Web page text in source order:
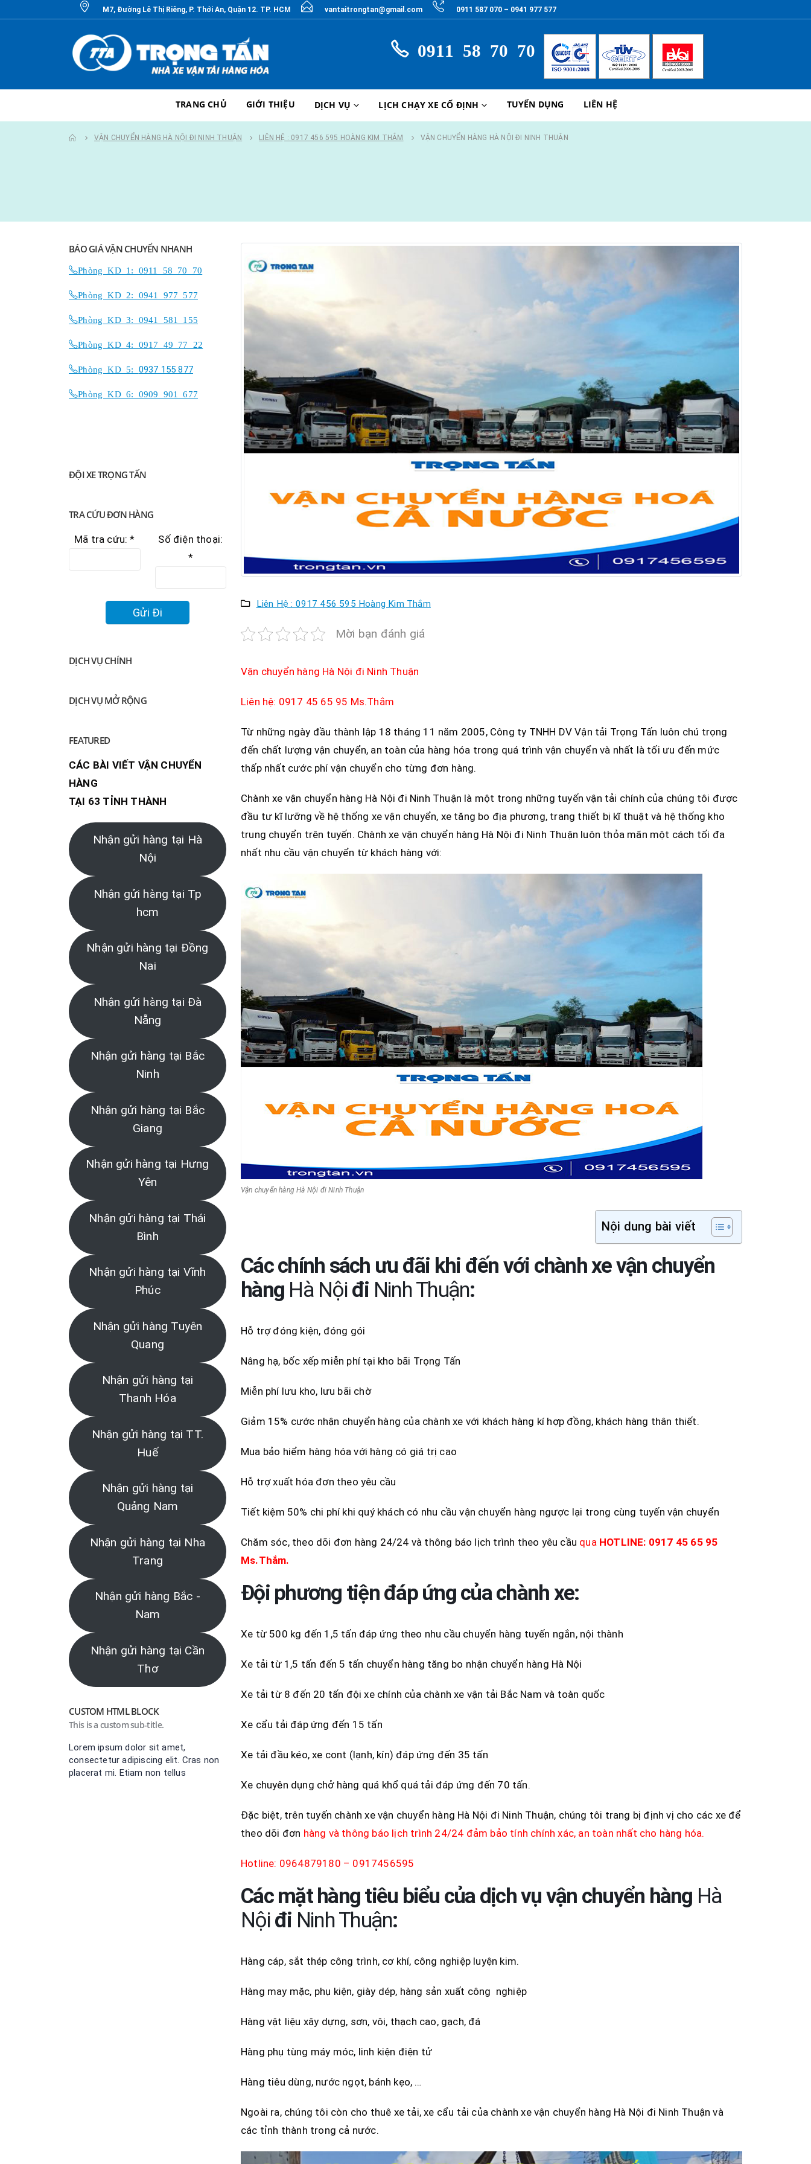
M7, Đường Lê Thị Riêng, P. Thới An, Quận 12. TP. HCM vantaitrongtan@gmail.com 0911 587 070 – 0941 977 577
0911 58 70 70
TRANG CHỦ GIỚI THIỆU DỊCH VỤ LỊCH CHẠY XE CỐ ĐỊNH TUYỂN DỤNG LIÊN HỆ
VẬN CHUYỂN HÀNG HÀ NỘI ĐI NINH THUẬN LIÊN HỆ : 0917 456 595 HOÀNG KIM THẮM VẬN CHUYỂN HÀNG HÀ NỘI ĐI NINH THUẬN
Liên Hệ : 0917 456 595 Hoàng Kim Thắm
Mời bạn đánh giá
Vận chuyển hàng Hà Nội đi Ninh Thuận
Liên hệ: 0917 45 65 95 Ms.Thắm
Từ những ngày đầu thành lập 18 tháng 11 năm 2005, Công ty TNHH DV Vận tải Trọng Tấn luôn chú trọng
đến chất lượng vận chuyển, an toàn của hàng hóa trong quá trình vận chuyển và nhất là tối ưu đến mức
thấp nhất cước phí vận chuyển cho từng đơn hàng.
Chành xe vận chuyển hàng Hà Nội đi Ninh Thuận là một trong những tuyến vận tải chính của chúng tôi được
đầu tư kĩ lưỡng về hệ thống xe vận chuyển, xe tăng bo địa phương, trang thiết bị kĩ thuật và hệ thống kho
trung chuyển trên tuyến. Chành xe vận chuyển hàng Hà Nội đi Ninh Thuận luôn thỏa mãn một cách tối đa
nhất nhu cầu vận chuyển từ khách hàng với:
Vận chuyển hàng Hà Nội đi Ninh Thuận
Nội dung bài viết
Các chính sách ưu đãi khi đến với chành xe vận chuyển
hàng Hà Nộiđi Ninh Thuận:
Hỗ trợ đóng kiện, đóng gói
Nâng hạ, bốc xếp miễn phí tại kho bãi Trọng Tấn
Miễn phí lưu kho, lưu bãi chờ
Giảm 15% cước nhận chuyển hàng của chành xe với khách hàng kí hợp đồng, khách hàng thân thiết.
Mua bảo hiểm hàng hóa với hàng có giá trị cao
Hỗ trợ xuất hóa đơn theo yêu cầu
Tiết kiệm 50% chi phí khi quý khách có nhu cầu vận chuyển hàng ngược lại trong cùng tuyến vận chuyển
Chăm sóc, theo dõi đơn hàng 24/24 và thông báo lịch trình theo yêu cầu qua HOTLINE: 0917 45 65 95
Ms.Thắm.
Đội phương tiện đáp ứng của chành xe:
Xe từ 500 kg đến 1,5 tấn đáp ứng theo nhu cầu chuyển hàng tuyến ngắn, nội thành
Xe tải từ 1,5 tấn đến 5 tấn chuyển hàng tăng bo nhận chuyển hàng Hà Nội
Xe tải từ 8 đến 20 tấn đội xe chính của chành xe vận tải Bắc Nam và toàn quốc
Xe cẩu tải đáp ứng đến 15 tấn
Xe tải đầu kéo, xe cont (lạnh, kín) đáp ứng đến 35 tấn
Xe chuyên dụng chở hàng quá khổ quá tải đáp ứng đến 70 tấn.
Đặc biệt, trên tuyến chành xe vận chuyển hàng Hà Nội đi Ninh Thuận, chúng tôi trang bị định vị cho các xe để
theo dõi đơn hàng và thông báo lịch trình 24/24 đảm bảo tính chính xác, an toàn nhất cho hàng hóa.
Hotline: 0964879180 – 0917456595
Các mặt hàng tiêu biểu của dịch vụ vận chuyển hàng Hà
Nộiđi Ninh Thuận:
Hàng cáp, sắt thép công trình, cơ khí, công nghiệp luyện kim.
Hàng may mặc, phụ kiện, giày dép, hàng sản xuất công nghiệp
Hàng vật liệu xây dựng, sơn, vôi, thạch cao, gạch, đá
Hàng phụ tùng máy móc, linh kiện điện tử
Hàng tiêu dùng, nước ngọt, bánh kẹo, …
Ngoài ra, chúng tôi còn cho thuê xe tải, xe cẩu tải của chành xe vận chuyển hàng Hà Nội đi Ninh Thuận và
các tỉnh thành trong cả nước.
BÁO GIÁ VẬN CHUYỂN NHANH
Phòng KD 1: 0911 58 70 70
Phòng KD 2: 0941 977 577
Phòng KD 3: 0941 581 155
Phòng KD 4: 0917 49 77 22
Phòng KD 5: 0937 155 877
Phòng KD 6: 0909 901 677
ĐỘI XE TRỌNG TẤN
TRA CỨU ĐƠN HÀNG
Mã tra cứu: *
Số điện thoại:
*
DỊCH VỤ CHÍNH
DỊCH VỤ MỞ RỘNG
FEATURED
CÁC BÀI VIẾT VẬN CHUYỂN
HÀNG
TẠI 63 TỈNH THÀNH
Nhận gửi hàng tại Hà
Nội
Nhận gửi hàng tại Tp
hcm
Nhận gửi hàng tại Đồng
Nai
Nhận gửi hàng tại Đà
Nẵng
Nhận gửi hàng tại Bắc
Ninh
Nhận gửi hàng tại Bắc
Giang
Nhận gửi hàng tại Hưng
Yên
Nhận gửi hàng tại Thái
Bình
Nhận gửi hàng tại Vĩnh
Phúc
Nhận gửi hàng Tuyên
Quang
Nhận gửi hàng tại
Thanh Hóa
Nhận gửi hàng tại TT.
Huế
Nhận gửi hàng tại
Quảng Nam
Nhận gửi hàng tại Nha
Trang
Nhận gửi hàng Bắc -
Nam
Nhận gửi hàng tại Cần
Thơ
CUSTOM HTML BLOCK
This is a custom sub-title.
Lorem ipsum dolor sit amet,
consectetur adipiscing elit. Cras non
placerat mi. Etiam non tellus